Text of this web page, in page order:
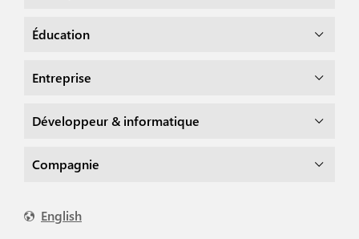
Éducation
Entreprise
Développeur & informatique
Compagnie
English